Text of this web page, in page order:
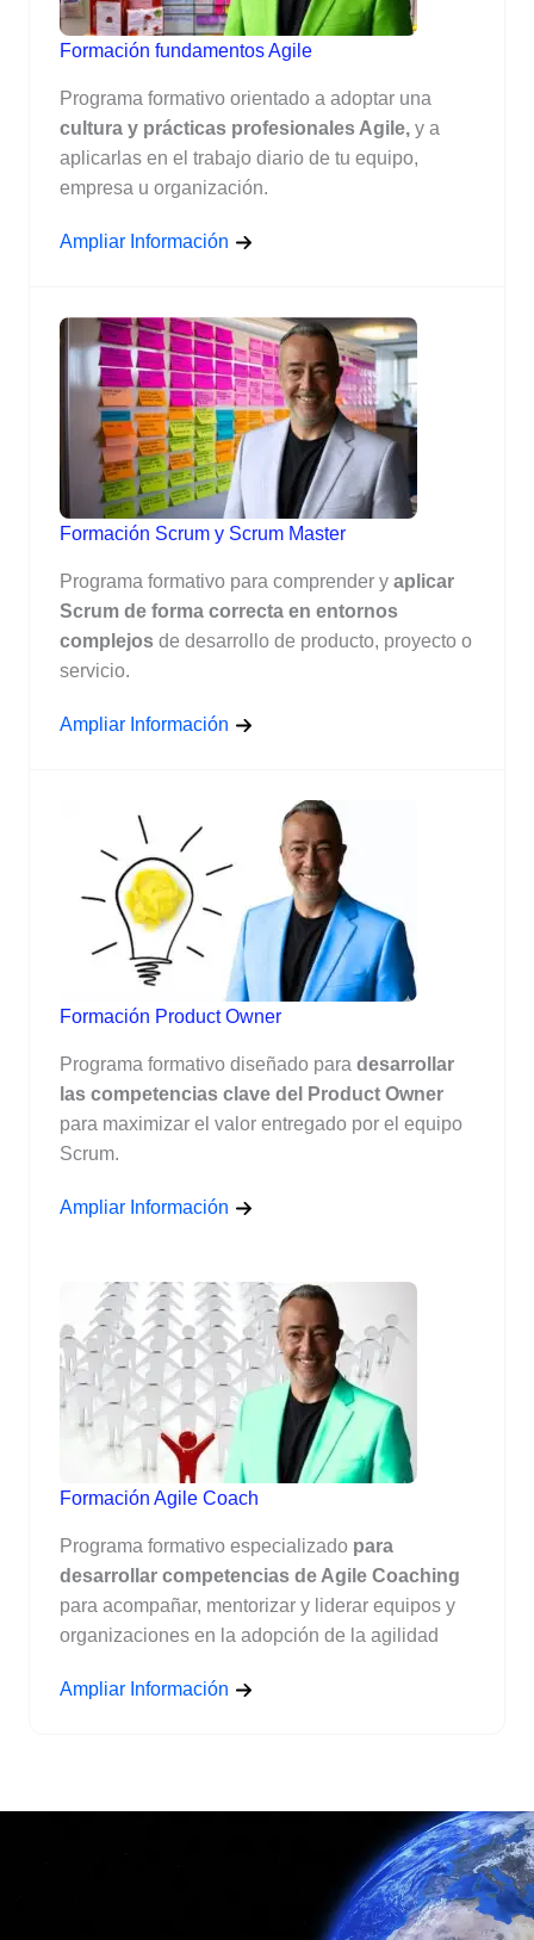
Formación fundamentos Agile
Programa formativo orientado a adoptar una
cultura y prácticas profesionales Agile, y a
aplicarlas en el trabajo diario de tu equipo,
empresa u organización.
Ampliar Información
Formación Scrum y Scrum Master
Programa formativo para comprender y aplicar
Scrum de forma correcta en entornos
complejos de desarrollo de producto, proyecto o
servicio.
Ampliar Información
Formación Product Owner
Programa formativo diseñado para desarrollar
las competencias clave del Product Owner
para maximizar el valor entregado por el equipo
Scrum.
Ampliar Información
Formación Agile Coach
Programa formativo especializado para
desarrollar competencias de Agile Coaching
para acompañar, mentorizar y liderar equipos y
organizaciones en la adopción de la agilidad
Ampliar Información